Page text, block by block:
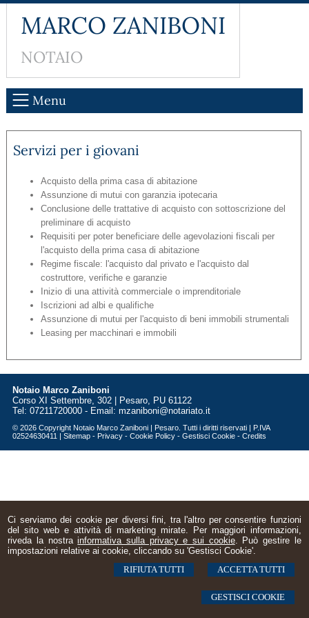
Ci serviamo dei cookie per diversi fini, tra l'altro per consentire funzioni
del sito web e attività di marketing mirate. Per maggiori informazioni,
riveda la nostrainformativa sulla privacy e sui cookie. Può gestire le
impostazioni relative ai cookie, cliccando su 'Gestisci Cookie'.
ACCETTA TUTTI
RIFIUTA TUTTI
GESTISCI COOKIE
MARCO ZANIBONI
NOTAIO
Menu
Servizi per i giovani
Acquisto della prima casa di abitazione
Assunzione di mutui con garanzia ipotecaria
Conclusione delle trattative di acquisto con sottoscrizione del
preliminare di acquisto
Requisiti per poter beneficiare delle agevolazioni fiscali per
l'acquisto della prima casa di abitazione
Regime fiscale: l'acquisto dal privato e l'acquisto dal
costruttore, verifiche e garanzie
Inizio di una attività commerciale o imprenditoriale
Iscrizioni ad albi e qualifiche
Assunzione di mutui per l'acquisto di beni immobili strumentali
Leasing per macchinari e immobili
Notaio Marco Zaniboni
Corso XI Settembre, 302 | Pesaro, PU 61122
Tel: 07211720000 - Email: mzaniboni@notariato.it
© 2026 Copyright Notaio Marco Zaniboni | Pesaro. Tutti i diritti riservati | P.IVA
02524630411 | Sitemap- Privacy- Cookie Policy- Gestisci Cookie- Credits